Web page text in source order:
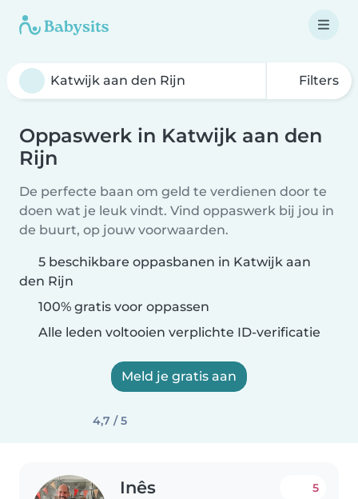
Filters
Oppaswerk in Katwijk aan den
Rijn
De perfecte baan om geld te verdienen door te
doen wat je leuk vindt. Vind oppaswerk bij jou in
de buurt, op jouw voorwaarden.
5 beschikbare oppasbanen in Katwijk aan
den Rijn
100% gratis voor oppassen
Alle leden voltooien verplichte ID-verificatie
Meld je gratis aan
4,7 / 5
Inês 5